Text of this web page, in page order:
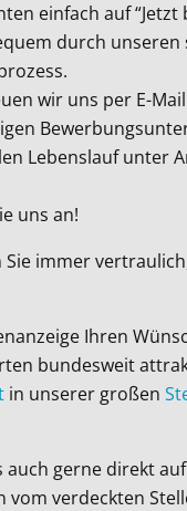
einfach auf “Jetzt
durch unseren
wir uns per E-
Lebenslauf unter
uns an!
immer
Ihren
bundesweit
in unserer großen
auch gerne direkt
vom verdeckten